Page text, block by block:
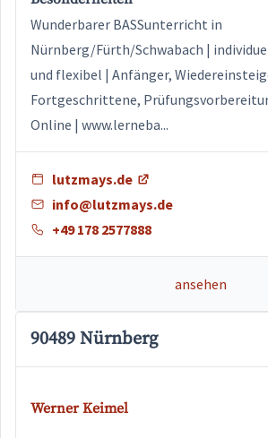
Wunderbarer BASSunterricht in
Nürnberg/Fürth/Schwabach |
und flexibel | Anfänger,
Fortgeschrittene,
Online | www.lerneba...
lutzmays.de
info@lutzmays.de
+49 178 2577888
ansehen
90489 Nürnberg
Werner Keimel